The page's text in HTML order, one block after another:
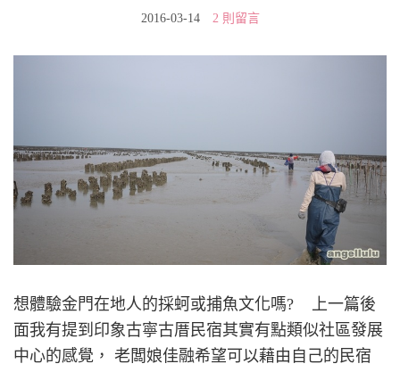
2016-03-14 2 則留言
想體驗金門在地人的採蚵或捕魚文化嗎? 上一篇後
面我有提到印象古寧古厝民宿其實有點類似社區發展
中心的感覺， 老闆娘佳融希望可以藉由自己的民宿